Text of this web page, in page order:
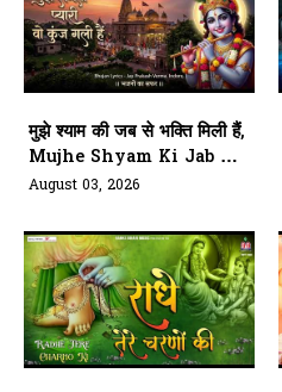
मुझे श्याम की जब से भक्ति मिली हैं,
Mujhe Shyam Ki Jab Se
Bhakti Mili Hai
August 03, 2026